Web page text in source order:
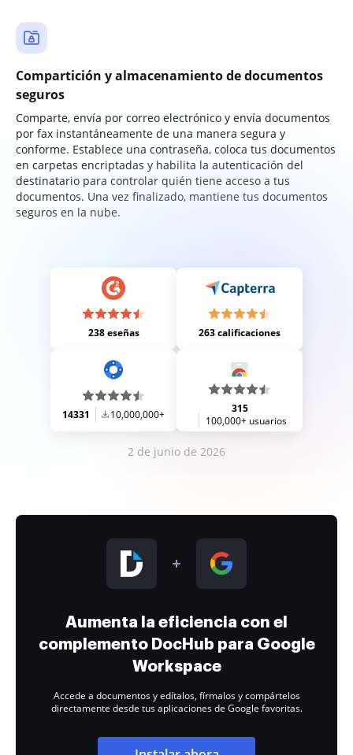
Compartición y almacenamiento de documentos
seguros
Comparte, envía por correo electrónico y envía documentos
por fax instantáneamente de una manera segura y
conforme. Establece una contraseña, coloca tus documentos
en carpetas encriptadas y habilita la autenticación del
destinatario para controlar quién tiene acceso a tus
documentos. Una vez finalizado, mantiene tus documentos
seguros en la nube.
238 eseñas 263 calificaciones
14331 10,000,000+
315
100,000+ usuarios
2 de junio de 2026
Aumenta la eficiencia con el
complemento DocHub para Google
Workspace
Accede a documentos y edítalos, fírmalos y compártelos
directamente desde tus aplicaciones de Google favoritas.